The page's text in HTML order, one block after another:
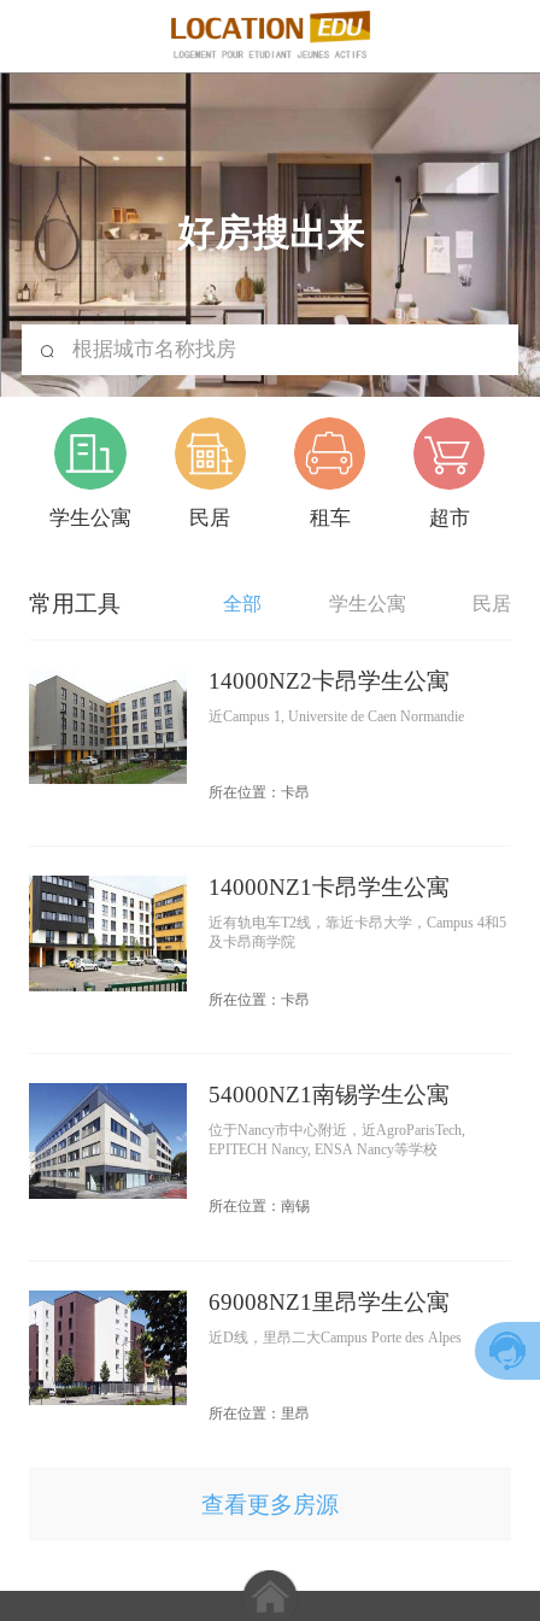
好房搜出来
根据城市名称找房
学生公寓 民居 租车 超市
常用工具 全部 学生公寓 民居
14000NZ2卡昂学生公寓
近Campus 1, Universite de Caen Normandie
所在位置：卡昂
14000NZ1卡昂学生公寓
近有轨电车T2线，靠近卡昂大学，Campus 4和5
及卡昂商学院
所在位置：卡昂
54000NZ1南锡学生公寓
位于Nancy市中心附近，近AgroParisTech,
EPITECH Nancy, ENSA Nancy等学校
所在位置：南锡
69008NZ1里昂学生公寓
近D线，里昂二大Campus Porte des Alpes
所在位置：里昂
查看更多房源